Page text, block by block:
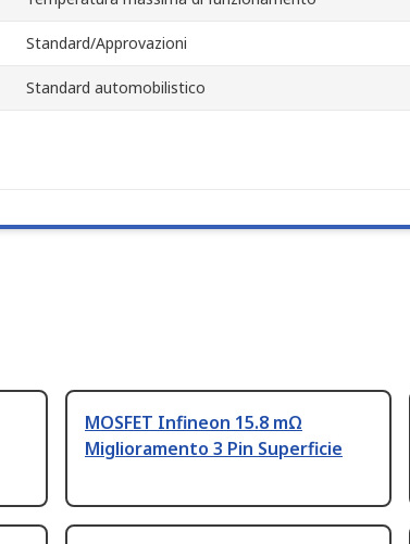
Standard/Approvazioni
Standard automobilistico
MOSFET Infineon 15.8 mΩ
Miglioramento 3 Pin Superficie